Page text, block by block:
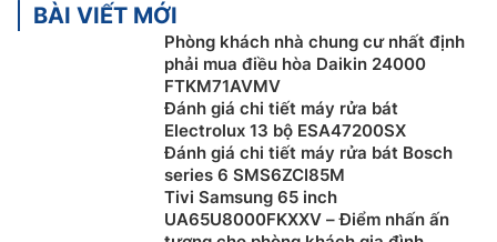
Bắt đầu nấu nướng nhanh chóng hơn.
Chức năng khởi động nhanh QuickStart phát hiện vị trí
bạn đã đặt nồi và tự động hiển thị vùng nấu tương ứng
BÀI VIẾT MỚI
Phòng khách nhà chung cư nhất định
phải mua điều hòa Daikin 24000
FTKM71AVMV
Đánh giá chi tiết máy rửa bát
Electrolux 13 bộ ESA47200SX
Đánh giá chi tiết máy rửa bát Bosch
series 6 SMS6ZCI85M
Tivi Samsung 65 inch
UA65U8000FKXXV – Điểm nhấn ấn